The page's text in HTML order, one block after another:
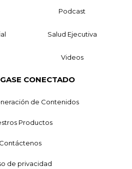
Podcast
Salud Ejecutiva
Videos
CONECTADO
de Contenidos
Productos
Contáctenos
de privacidad